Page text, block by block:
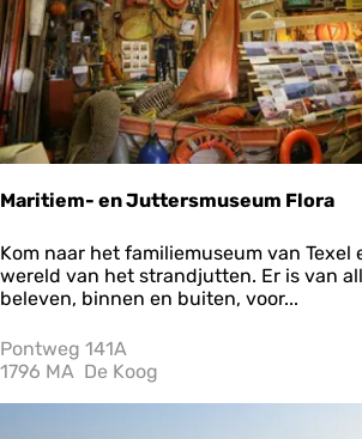
e
k
Maritiem- en Juttersmuseum Flora
M
a
r
t
i
m
Kom naar het familiemuseum van Texel
wereld van het strandjutten. Er is van
beleven, binnen en buiten, voor...
Pontweg 141A
1796 MA De Koog